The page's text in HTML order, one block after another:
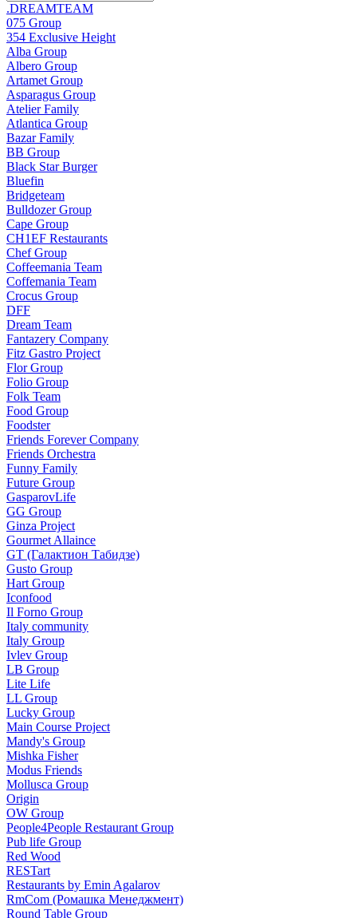
.DREAMTEAM
075 Group
354 Exclusive Height
Alba Group
Albero Group
Artamet Group
Asparagus Group
Atelier Family
Atlantica Group
Bazar Family
BB Group
Black Star Burger
Bluefin
Bridgeteam
Bulldozer Group
Cape Group
CH1EF Restaurants
Chef Group
Coffeemania Team
Coffemania Team
Crocus Group
DFF
Dream Team
Fantazery Company
Fitz Gastro Project
Flor Group
Folio Group
Folk Team
Food Group
Foodster
Friends Forever Company
Friends Orchestra
Funny Family
Future Group
GasparovLife
GG Group
Ginza Project
Gourmet Allaince
GT (Галактион Табидзе)
Gusto Group
Hart Group
Iconfood
Il Forno Group
Italy community
Italy Group
Ivlev Group
LB Group
Lite Life
LL Group
Lucky Group
Main Course Project
Mandy's Group
Mishka Fisher
Modus Friends
Mollusca Group
Origin
OW Group
People4People Restaurant Group
Pub life Group
Red Wood
RESTart
Restaurants by Emin Agalarov
RmCom (Ромашка Менеджмент)
Round Table Group